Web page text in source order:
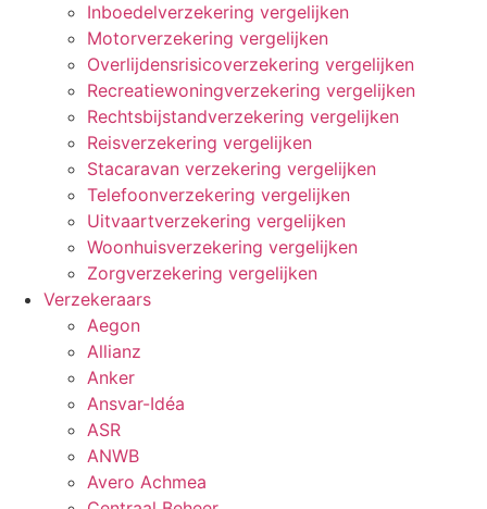
Inboedelverzekering vergelijken
Motorverzekering vergelijken
Overlijdensrisicoverzekering vergelijken
Recreatiewoningverzekering vergelijken
Rechtsbijstandverzekering vergelijken
Reisverzekering vergelijken
Stacaravan verzekering vergelijken
Telefoonverzekering vergelijken
Uitvaartverzekering vergelijken
Woonhuisverzekering vergelijken
Zorgverzekering vergelijken
Verzekeraars
Aegon
Allianz
Anker
Ansvar-Idéa
ASR
ANWB
Avero Achmea